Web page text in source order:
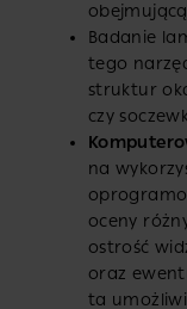
Badanie
tego
struktur
czy
na
oceny
ostrość
oraz
ta